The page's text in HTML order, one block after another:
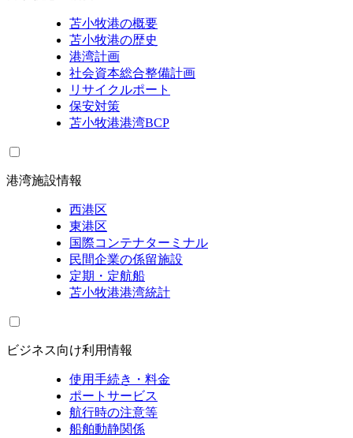
苫小牧港の概要
苫小牧港の歴史
港湾計画
社会資本総合整備計画
リサイクルポート
保安対策
苫小牧港港湾BCP
港湾施設情報
西港区
東港区
国際コンテナターミナル
民間企業の係留施設
定期・定航船
苫小牧港港湾統計
ビジネス向け利用情報
使用手続き・料金
ポートサービス
航行時の注意等
船舶動静関係